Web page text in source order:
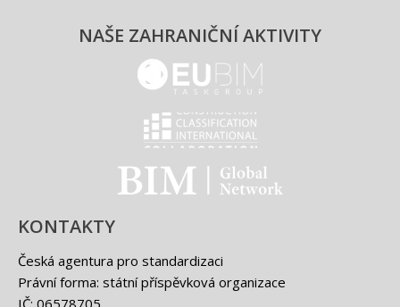
KONTAKTY
Česká agentura pro standardizaci
Právní forma: státní příspěvková organizace
NAŠE ZAHRANIČNÍ AKTIVITY
EUBIM - logo
Classification international -
BIM - logo